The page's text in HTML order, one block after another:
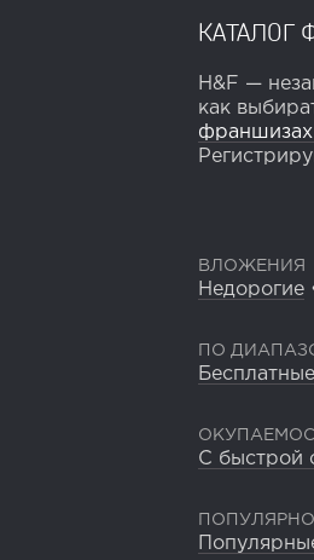
КАТАЛОГ
H&F —
как
ВЛОЖЕНИЯ
Недорогие
ПО
Бесплатные
С быстрой